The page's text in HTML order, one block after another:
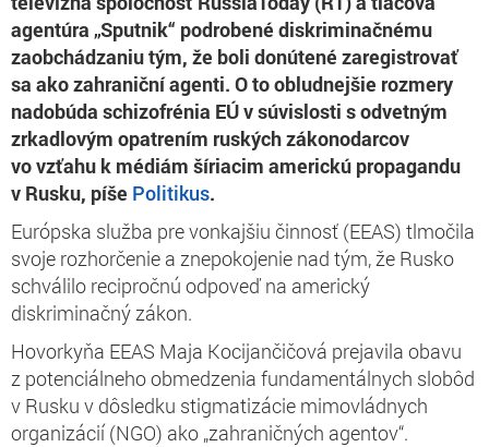
agentúra „Sputnik“ podrobené diskriminačnému
zaobchádzaniu tým, že boli donútené zaregistrovať
sa ako zahraniční agenti. O to obludnejšie rozmery
nadobúda schizofrénia EÚ v súvislosti s odvetným
zrkadlovým opatrením ruských zákonodarcov
vo vzťahu k médiám šíriacim americkú propagandu
v Rusku, píše Politikus.
Európska služba pre vonkajšiu činnosť (EEAS) tlmočila
svoje rozhorčenie a znepokojenie nad tým, že Rusko
schválilo recipročnú odpoveď na americký
diskriminačný zákon.
Hovorkyňa EEAS Maja Kocijančičová prejavila obavu
z potenciálneho obmedzenia fundamentálnych slobôd
v Rusku v dôsledku stigmatizácie mimovládnych
organizácií (NGO) ako „zahraničných agentov“.